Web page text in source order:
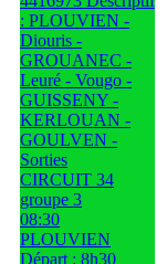
: PLOUVIEN -
Diouris -
GROUANEC -
Leuré - Vougo -
GUISSENY -
KERLOUAN -
GOULVEN -
Sorties
CIRCUIT 34
groupe 3
08:30
PLOUVIEN
Départ : 8h30